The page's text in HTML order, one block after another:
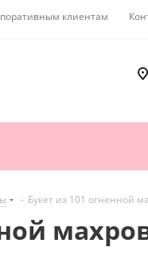
клиентам
- Букет из 101 огненной